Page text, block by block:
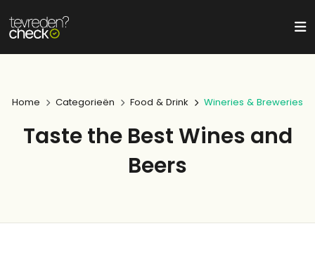
Home Categorieën Food & Drink Wineries & Breweries
Taste the Best Wines and
Beers